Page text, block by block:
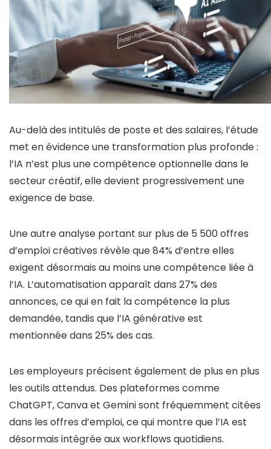
Au-delà des intitulés de poste et des salaires, l’étude
met en évidence une transformation plus profonde :
l’IA n’est plus une compétence optionnelle dans le
secteur créatif, elle devient progressivement une
exigence de base.
Une autre analyse portant sur plus de 5 500 offres
d’emploi créatives révèle que 84% d’entre elles
exigent désormais au moins une compétence liée à
l’IA. L’automatisation apparaît dans 27% des
annonces, ce qui en fait la compétence la plus
demandée, tandis que l’IA générative est
mentionnée dans 25% des cas.
Les employeurs précisent également de plus en plus
les outils attendus. Des plateformes comme
ChatGPT, Canva et Gemini sont fréquemment citées
dans les offres d’emploi, ce qui montre que l’IA est
désormais intégrée aux workflows quotidiens.